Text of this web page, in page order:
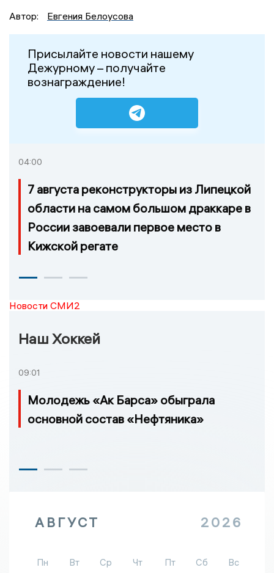
Автор:
Евгения Белоусова
Присылайте новости нашему
Дежурному – получайте
вознаграждение!
04:00
7 августа реконструкторы из Липецкой
области на самом большом драккаре в
России завоевали первое место в
Кижской регате
Новости СМИ2
Наш Хоккей
09:01
Молодежь «Ак Барса» обыграла
основной состав «Нефтяника»
АВГУСТ 2026
Пн Вт Ср Чт Пт Сб
Вс